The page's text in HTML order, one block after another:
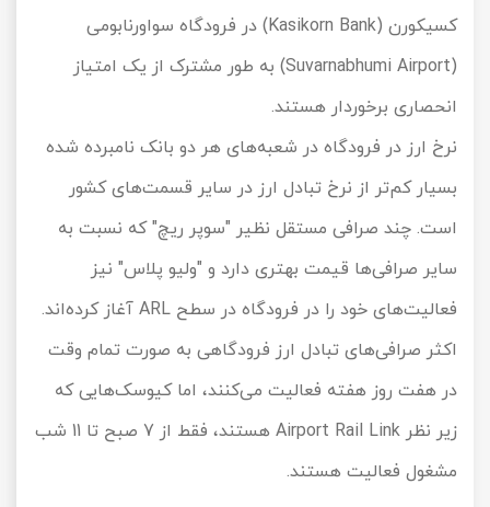
کسیکورن (Kasikorn Bank) در فرودگاه سواورنابومی
(Suvarnabhumi Airport) به طور مشترک از یک امتیاز
انحصاری برخوردار هستند.
نرخ ارز در فرودگاه در شعبه‌های هر دو بانک نامبرده شده
بسیار کم‌تر از نرخ تبادل ارز در سایر قسمت‌های کشور
است. چند صرافی مستقل نظیر "سوپر ریچ" که نسبت به
سایر صرافی‌ها قیمت بهتری دارد و "ولیو پلاس" نیز
فعالیت‌های خود را در فرودگاه در سطح ARL آغاز کرده‌اند.
اکثر صرافی‌های تبادل ارز فرودگاهی به صورت تمام وقت
در هفت روز هفته فعالیت می‌کنند، اما کیوسک‌هایی که
زیر نظر Airport Rail Link هستند، فقط از 7 صبح تا 11 شب
مشغول فعالیت هستند.